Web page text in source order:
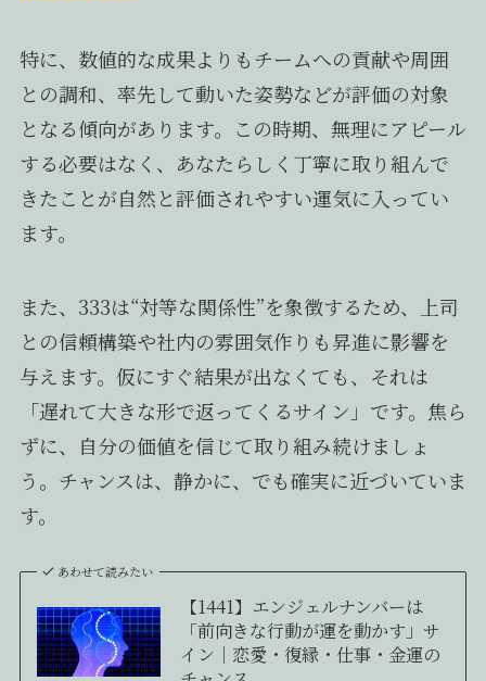
特に、数値的な成果よりもチームへの貢献や周囲
との調和、率先して動いた姿勢などが評価の対象
となる傾向があります。この時期、無理にアピール
する必要はなく、あなたらしく丁寧に取り組んで
きたことが自然と評価されやすい運気に入ってい
ます。
また、333は“対等な関係性”を象徴するため、上司
との信頼構築や社内の雰囲気作りも昇進に影響を
与えます。仮にすぐ結果が出なくても、それは
「遅れて大きな形で返ってくるサイン」です。焦ら
ずに、自分の価値を信じて取り組み続けましょ
う。チャンスは、静かに、でも確実に近づいていま
す。
あわせて読みたい
【1441】エンジェルナンバーは
「前向きな行動が運を動かす」サ
イン｜恋愛・復縁・仕事・金運の